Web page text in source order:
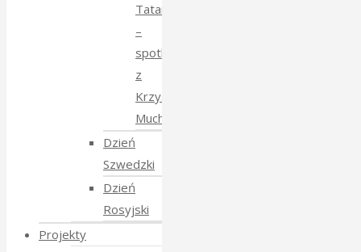
Tatarski
–
spotkanie
z
Krzysztofem
Mucharskim
Dzień
Szwedzki
Dzień
Rosyjski
Projekty